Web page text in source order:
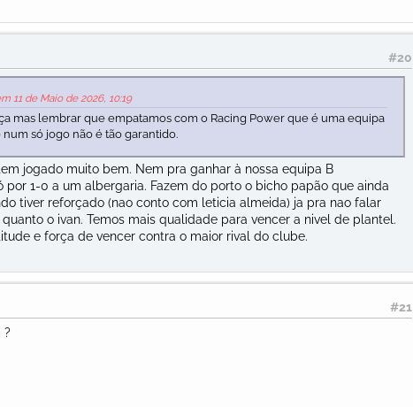
#20
11 de Maio de 2026, 10:19
mas lembrar que empatamos com o Racing Power que é uma equipa
só jogo não é tão garantido.
jogado muito bem. Nem pra ganhar à nossa equipa B
por 1-0 a um albergaria. Fazem do porto o bicho papão que ainda
tiver reforçado (nao conto com leticia almeida) ja pra nao falar
o ivan. Temos mais qualidade para vencer a nivel de plantel.
e força de vencer contra o maior rival do clube.
#21
?